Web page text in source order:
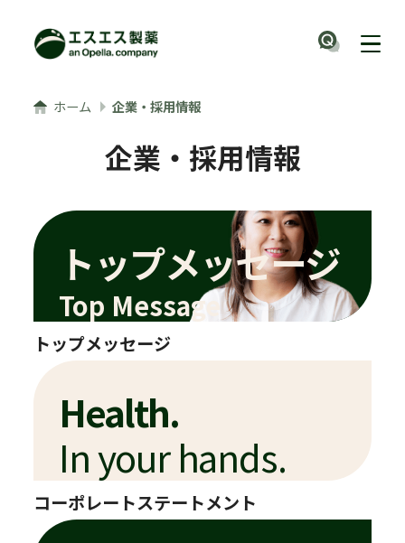
ナビ
ホーム 企業・採用情報
企業・採用情報
トップメッセージ
Top Message
トップメッセージ
Health.
In your hands.
コーポレートステートメント